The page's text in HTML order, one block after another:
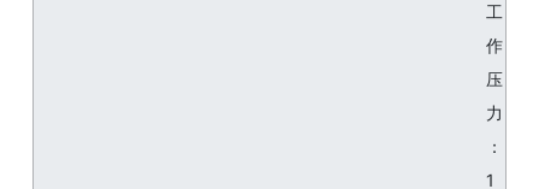
工
作
压
力
：
1